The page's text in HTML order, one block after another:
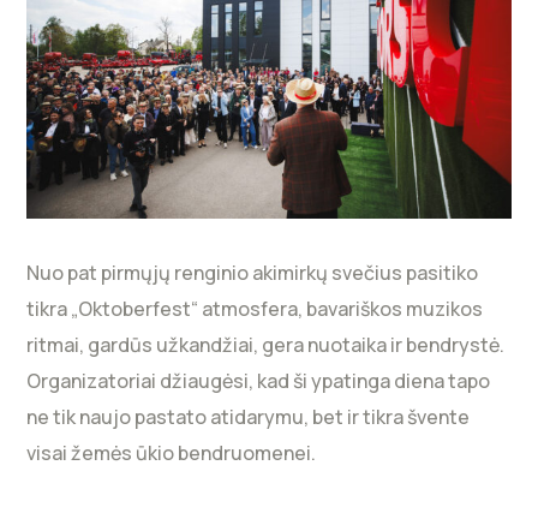
Nuo pat pirmųjų renginio akimirkų svečius pasitiko
tikra „Oktoberfest“ atmosfera, bavariškos muzikos
ritmai, gardūs užkandžiai, gera nuotaika ir bendrystė.
Organizatoriai džiaugėsi, kad ši ypatinga diena tapo
ne tik naujo pastato atidarymu, bet ir tikra švente
visai žemės ūkio bendruomenei.